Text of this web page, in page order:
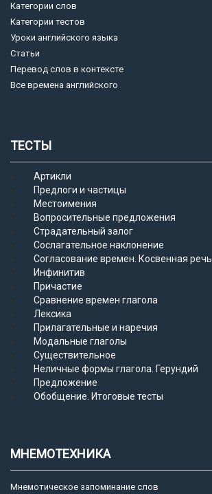
Категории слов
Категории тестов
Уроки английского языка
Статьи
Перевод слов в контексте
Все времена английского
ТЕСТЫ
Артикли
Предлоги и частицы
Местоимения
Вопросительные предложения
Страдательный залог
Сослагательное наклонение
Согласование времен. Косвенная речь.
Инфинитив
Причастие
Сравнение времен глагола
Лексика
Прилагательные и наречия
Модальные глаголы
Существительное
Неличные формы глагола. Герундий
Предложение
Обобщение. Итоговые тесты
МНЕМОТЕХНИКА
Мнемотическое запоминание слов